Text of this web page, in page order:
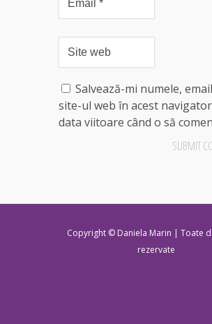
Salvează-mi numele,
site-ul web în acest
data viitoare când o să
Copyright © Daniela Marin | Toate
rezervate